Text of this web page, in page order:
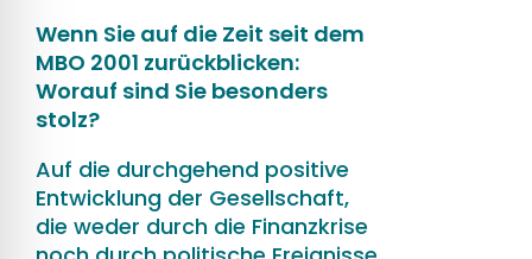
Wenn Sie auf die Zeit seit dem
MBO 2001 zurückblicken:
Worauf sind Sie besonders
stolz?
Auf die durchgehend positive
Entwicklung der Gesellschaft,
die weder durch die Finanzkrise